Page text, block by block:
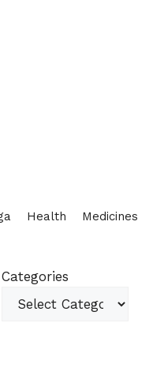
Health Medicines
Categories